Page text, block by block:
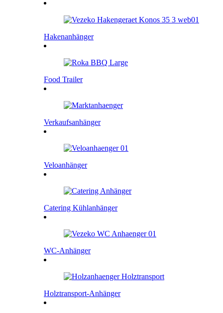
Hakenanhänger
Food Trailer
Verkaufsanhänger
Veloanhänger
Catering Kühlanhänger
WC-Anhänger
Holztransport-Anhänger